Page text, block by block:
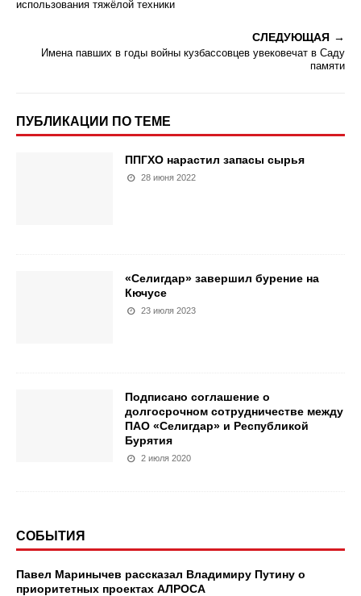
использования тяжёлой техники
СЛЕДУЮЩАЯ
Имена павших в годы войны кузбассовцев увековечат в Саду
памяти
ПУБЛИКАЦИИ ПО ТЕМЕ
ППГХО нарастил запасы сырья
28 июня 2022
«Селигдар» завершил бурение на
Кючусе
23 июля 2023
Подписано соглашение о
долгосрочном сотрудничестве между
ПАО «Селигдар» и Республикой
Бурятия
2 июля 2020
СОБЫТИЯ
Павел Маринычев рассказал Владимиру Путину о
приоритетных проектах АЛРОСА